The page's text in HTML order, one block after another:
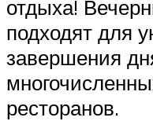
отдыха!
подходят для
завершения
ресторанов.